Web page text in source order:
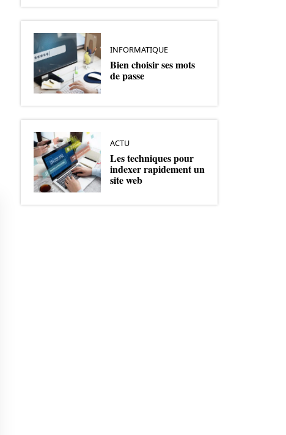
INFORMATIQUE
Bien choisir ses mots
de passe
ACTU
Les techniques pour
indexer rapidement un
site web